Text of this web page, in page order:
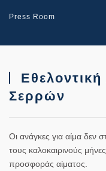
Press Room
Σερρών
Οι ανάγκες για αίμα δεν
τους καλοκαιρινούς
προσφοράς αίματος.